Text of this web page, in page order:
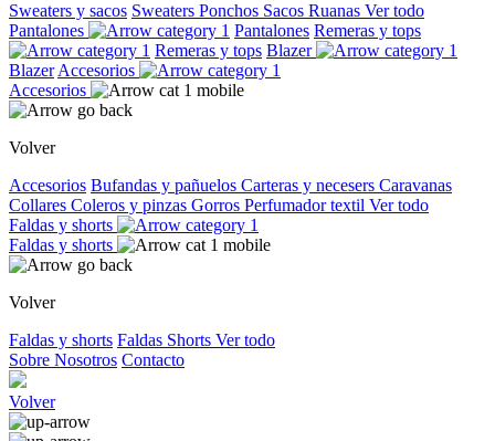
Sweaters y sacos Sweaters Ponchos Sacos Ruanas Ver todo
Pantalones
Pantalones Remeras y tops
Remeras y tops Blazer
Blazer Accesorios
Accesorios
Volver
Accesorios Bufandas y pañuelos Carteras y necesers Caravanas
Collares Coleros y pinzas Gorros Perfumador textil Ver todo
Faldas y shorts
Faldas y shorts
Volver
Faldas y shorts Faldas Shorts Ver todo
Sobre Nosotros Contacto
Volver